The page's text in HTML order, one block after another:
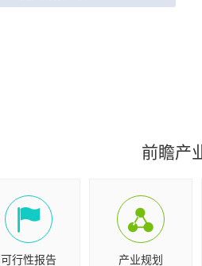
前瞻产
可行性报告 产业规划